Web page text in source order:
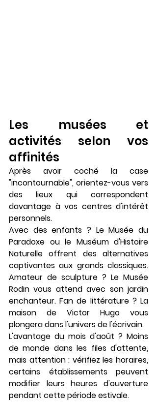
Les musées et
activités selon vos
affinités
Après avoir coché la case
"incontournable", orientez-vous vers
des lieux qui correspondent
davantage à vos centres d'intérêt
personnels.
Avec des enfants ? Le Musée du
Paradoxe ou le Muséum d'Histoire
Naturelle offrent des alternatives
captivantes aux grands classiques.
Amateur de sculpture ? Le Musée
Rodin vous attend avec son jardin
enchanteur. Fan de littérature ? La
maison de Victor Hugo vous
plongera dans l'univers de l'écrivain.
L'avantage du mois d'août ? Moins
de monde dans les files d'attente,
mais attention : vérifiez les horaires,
certains établissements peuvent
modifier leurs heures d'ouverture
pendant cette période estivale.